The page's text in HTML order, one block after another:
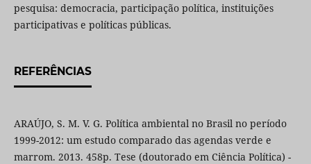
pesquisa: democracia, participação política, instituições
participativas e políticas públicas.
REFERÊNCIAS
ARAÚJO, S. M. V. G. Política ambiental no Brasil no período
1999-2012: um estudo comparado das agendas verde e
marrom. 2013. 458p. Tese (doutorado em Ciência Política) -